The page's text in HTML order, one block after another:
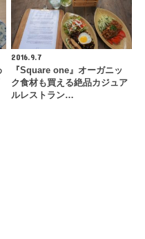
2016.9.7
『Square one』オーガニッ
ク食材も買える絶品カジュア
ルレストラン…